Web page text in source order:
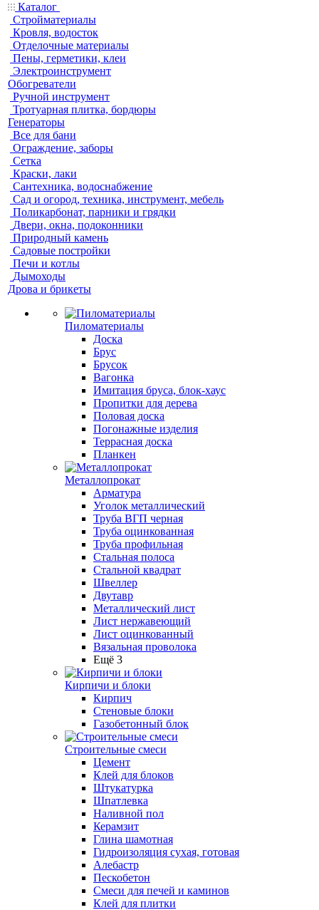
Каталог
Стройматериалы
Кровля, водосток
Отделочные материалы
Пены, герметики, клеи
Электроинструмент
Обогреватели
Ручной инструмент
Тротуарная плитка, бордюры
Генераторы
Все для бани
Ограждение, заборы
Сетка
Краски, лаки
Сантехника, водоснабжение
Сад и огород, техника, инструмент, мебель
Поликарбонат, парники и грядки
Двери, окна, подоконники
Природный камень
Садовые постройки
Печи и котлы
Дымоходы
Дрова и брикеты
Пиломатериалы
Доска
Брус
Брусок
Вагонка
Имитация бруса, блок-хаус
Пропитки для дерева
Половая доска
Погонажные изделия
Террасная доска
Планкен
Металлопрокат
Арматура
Уголок металлический
Труба ВГП черная
Труба оцинкованная
Труба профильная
Стальная полоса
Стальной квадрат
Швеллер
Двутавр
Металлический лист
Лист нержавеющий
Лист оцинкованный
Вязальная проволока
Ещё 3
Кирпичи и блоки
Кирпич
Стеновые блоки
Газобетонный блок
Строительные смеси
Цемент
Клей для блоков
Штукатурка
Шпатлевка
Наливной пол
Керамзит
Глина шамотная
Гидроизоляция сухая, готовая
Алебастр
Пескобетон
Смеси для печей и каминов
Клей для плитки